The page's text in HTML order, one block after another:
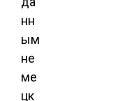
нн
ым
не
ме
цк